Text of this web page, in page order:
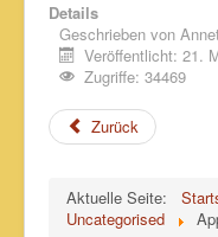
Impressum &
Details
Geschrieben von
Veröffentlicht: 21.
Zugriffe: 34469
Zurück
Aktuelle Seite:
Uncategorised